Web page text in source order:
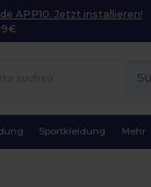
APP10. Jetzt installieren!
Sportkleidung Mehr